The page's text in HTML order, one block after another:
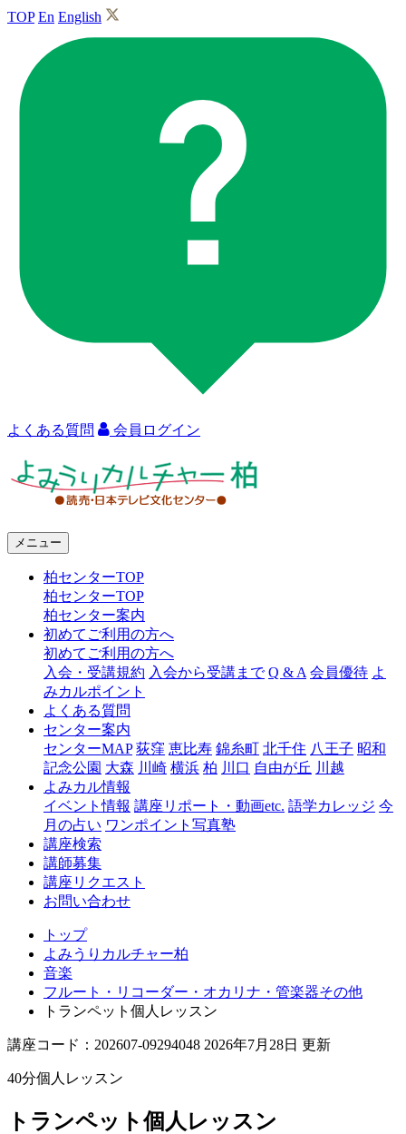
TOP En English
よくある質問 会員ログイン
ャ
メニュー
柏センターTOP
柏センターTOP
柏センター案内
初めてご利用の方へ
初めてご利用の方へ
入会・受講規約 入会から受講まで Q & A 会員優待 よ
みカルポイント
よくある質問
センター案内
センターMAP 荻窪 恵比寿 錦糸町 北千住 八王子 昭和
記念公園 大森 川崎 横浜 柏 川口 自由が丘 川越
よみカル情報
イベント情報 講座リポート・動画etc. 語学カレッジ 今
月の占い ワンポイント写真塾
講座検索
講師募集
講座リクエスト
お問い合わせ
トップ
よみうりカルチャー柏
音楽
フルート・リコーダー・オカリナ・管楽器その他
トランペット個人レッスン
講座コード：202607-09294048 2026年7月28日 更新
40分個人レッスン
トランペット個人レッスン